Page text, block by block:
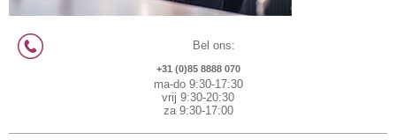
Bel ons:
+31 (0)85 8888 070
ma-do 9:30-17:30
vrij 9:30-20:30
za 9:30-17:00